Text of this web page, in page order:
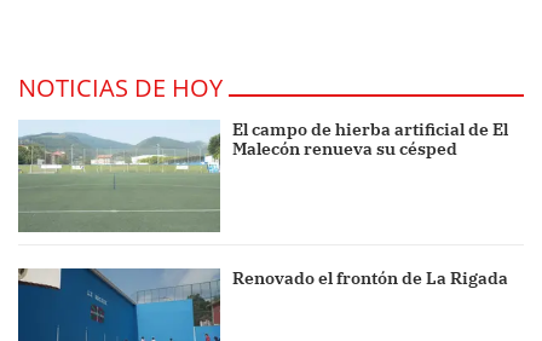
NOTICIAS DE HOY
El campo de hierba artificial de El
Malecón renueva su césped
Renovado el frontón de La Rigada